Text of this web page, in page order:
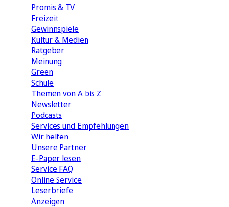
Promis & TV
Freizeit
Gewinnspiele
Kultur & Medien
Ratgeber
Meinung
Green
Schule
Themen von A bis Z
Newsletter
Podcasts
Services und Empfehlungen
Wir helfen
Unsere Partner
E-Paper lesen
Service FAQ
Online Service
Leserbriefe
Anzeigen